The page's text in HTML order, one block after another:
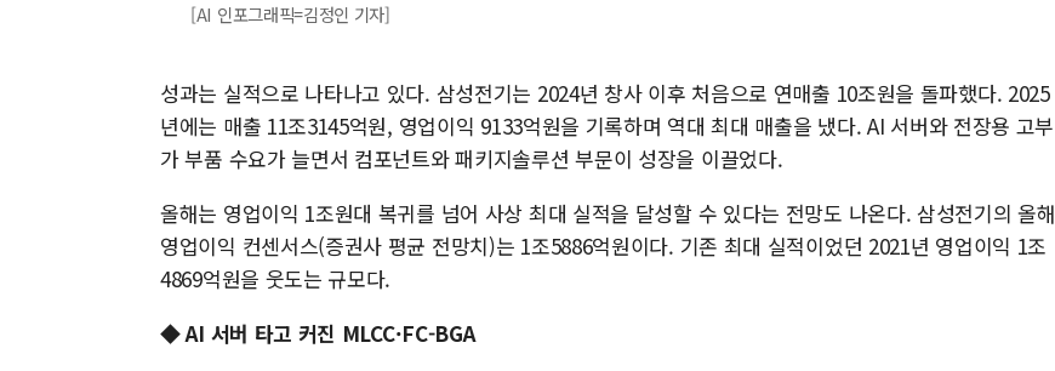
[AI 인포그래픽=김정인 기자]
성과는 실적으로 나타나고 있다. 삼성전기는 2024년 창사 이후 처음으로 연매출 10조원을 돌파했다. 2025
년에는 매출 11조3145억원, 영업이익 9133억원을 기록하며 역대 최대 매출을 냈다. AI 서버와 전장용 고부
가 부품 수요가 늘면서 컴포넌트와 패키지솔루션 부문이 성장을 이끌었다.
올해는 영업이익 1조원대 복귀를 넘어 사상 최대 실적을 달성할 수 있다는 전망도 나온다. 삼성전기의 올해
영업이익 컨센서스(증권사 평균 전망치)는 1조5886억원이다. 기존 최대 실적이었던 2021년 영업이익 1조
4869억원을 웃도는 규모다.
◆ AI 서버 타고 커진 MLCC·FC-BGA